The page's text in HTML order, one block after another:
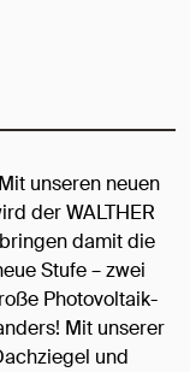
unseren neuen
der WALTHER
damit die
Stufe – zwei
Photovoltaik-
Mit unserer
und